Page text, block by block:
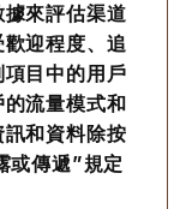
來評估渠道
迎程度、追
目中的用戶
流量模式和
和資料除按
或傳遞”規定